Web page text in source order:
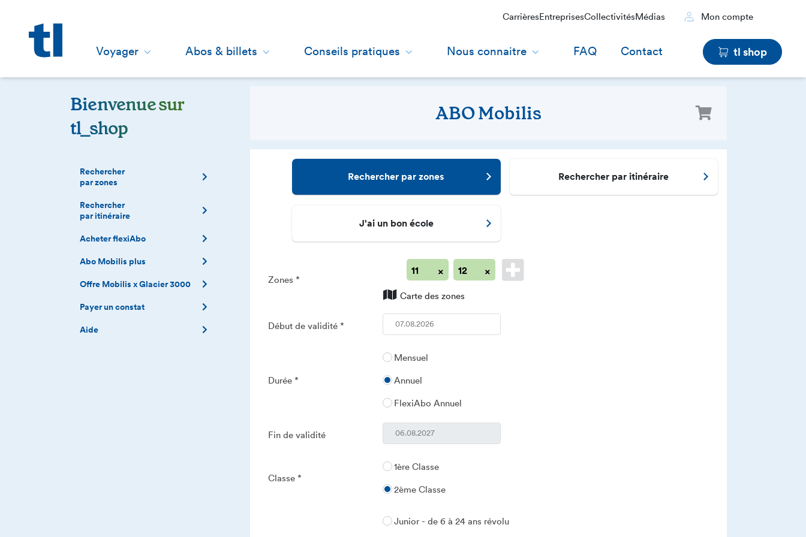
Voyager Abos & billets Conseils pratiques Nous connaitre FAQ Contact
CarrièresEntreprisesCollectivitésMédias Mon compte
tl shop
Bienvenue sur
tl_shop
Rechercher
par zones
Rechercher
par itinéraire
Acheter flexiAbo
Abo Mobilis plus
Offre Mobilis x Glacier 3000
Payer un constat
Aide
ABO Mobilis
Rechercher par zones Rechercher par itinéraire
J'ai un bon école
Zones
×
11 ×
12
Carte des zones
Début de validité
Durée
Mensuel
Annuel
FlexiAbo Annuel
Fin de validité
Classe
1ère Classe
2ème Classe
Junior - de 6 à 24 ans révolu